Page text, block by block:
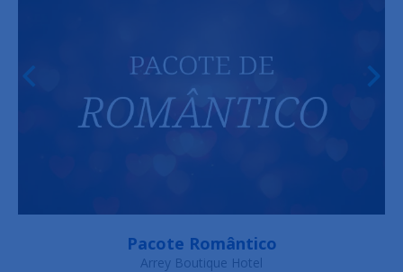
Pacote Romântico
Arrey Boutique Hotel